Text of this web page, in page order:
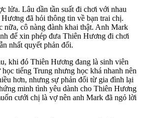
lửa. Lâu dần tần suất đi chơi với nhau
đã hỏi thông tin về bạn trai chị.
nữa, cô nàng đành khai thật. Anh Mark
để xin phép đưa Thiên Hương đi chơi
nhất quyết phản đối.
khi đó Thiên Hương đang là sinh viên
tiếng Trung nhưng học khá nhanh nên
hơn, nhưng sự phản đối từ gia đình lại
minh tình yêu dành cho Thiên Hương
cưới chị là vợ nên anh Mark đã ngỏ lời